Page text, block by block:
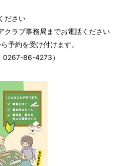
ださい
ラブ事務局までお電話ください
を受け付けます。
86-4273）